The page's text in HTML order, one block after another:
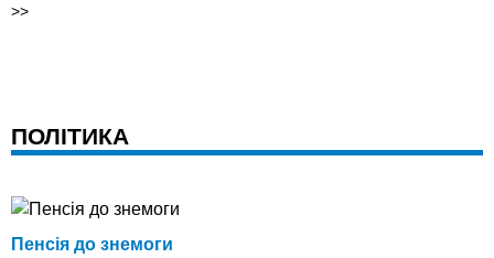
>>
ПОЛІТИКА
Пенсія до знемоги